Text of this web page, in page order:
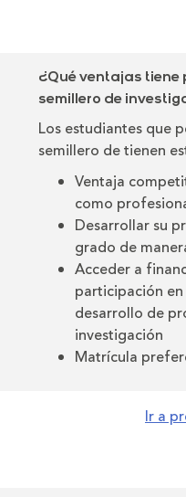
¿Qué ventajas tiene
semillero de
Los estudiantes que
semillero de tienen
Ventaja
como
Desarrollar su
grado de
Acceder a
participación
desarrollo de
investigación
Matrícula
Ir a